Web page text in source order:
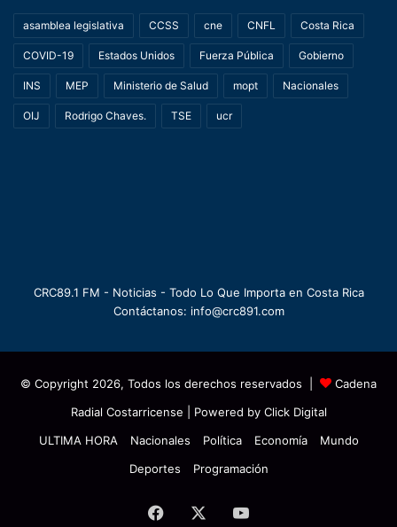
asamblea legislativa CCSS cne CNFL Costa Rica
COVID-19 Estados Unidos Fuerza Pública Gobierno
INS MEP Ministerio de Salud mopt Nacionales
OIJ Rodrigo Chaves. TSE ucr
CRC89.1 FM - Noticias - Todo Lo Que Importa en Costa Rica
Contáctanos: info@crc891.com
© Copyright 2026, Todos los derechos reservados |
Cadena
Radial Costarricense | Powered by Click Digital
ULTIMA HORA
Nacionales Política Economía
Mundo
Deportes
Programación
Facebook YouTube